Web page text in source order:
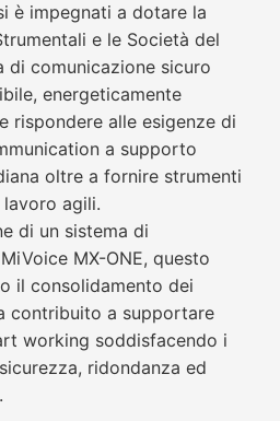
è impegnati a dotare la
e le Società del
di comunicazione sicuro
energeticamente
rispondere alle esigenze di
a supporto
oltre a fornire strumenti
agili.
di un sistema di
MX-ONE, questo
il consolidamento dei
contribuito a supportare
working soddisfacendo i
ridondanza ed